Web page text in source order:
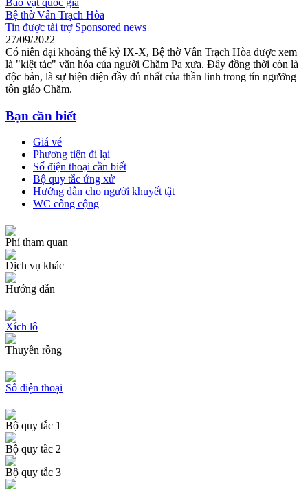
Bệ thờ Vân Trạch Hòa
Tin được tài trợ Sponsored news
27/09/2022
Có niên đại khoảng thế kỷ IX-X, Bệ thờ Vân Trạch Hòa được xem
là "kiệt tác" văn hóa của người Chăm Pa xưa. Đây đồng thời còn là
độc bản, là sự hiện diện đầy đủ nhất của thần linh trong tín ngưỡng
tôn giáo Chăm.
Bạn cần biết
Giá vé
Phương tiện đi lại
Số điện thoại cần biết
Bộ quy tắc ứng xử
Hướng dẫn cho người khuyết tật
WC công cộng
Phí tham quan
Dịch vụ khác
Hướng dẫn
Xích lô
Thuyền rồng
Số diện thoại
Bộ quy tắc 1
Bộ quy tắc 2
Bộ quy tắc 3